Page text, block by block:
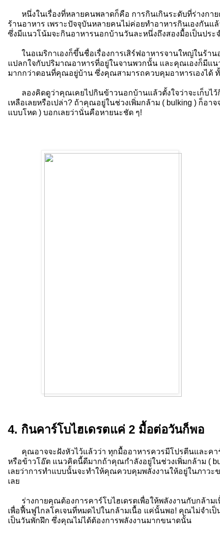
หนึ่งในเรื่องที่หลายคนพลาดก็คือ การกินเกินระดับที่ร่างกาย
ร้านอาหาร เพราะปัจจุบันหลายคนไม่ค่อยทำอาหารกินเองกัน
ซึ่งมีแนวโน้มจะกินอาหารนอกบ้านวันละหนึ่งถึงสองมื้อเป็นประ
ในอเมริกาเองก็ขึ้นชื่อเรื่องการเสิร์ฟอาหารจานใหญ่ในร้าน
แปลกใจกับปริมาณอาหารที่อยู่ในจานพวกนั้น และคุณเองก็มีแ
มากกว่าตอนที่คุณอยู่บ้าน ซึ่งคุณสามารถควบคุมอาหารเองได้
ลองคิดดูว่าคุณเคยไปกินข้าวนอกบ้านแล้วตั้งใจว่าจะเก็บไว้
เหลือเลยหรือเปล่า? ถ้าคุณอยู่ในช่วงเพิ่มกล้าม ( bulking ) ก็อา
แบบโหด ) บอกเลยว่านั่นคือหายนะชัด ๆ!
4. กินคาร์โบไฮเดรตแค่ 2 มื้อต่อวันก็พอ
คุณอาจจะฝังหัวไว้แล้วว่า ทุกมื้ออาหารควรมีโปรตีนและคา
หรือข้าวโอ๊ต แนวคิดนี้ดีมากถ้าคุณกำลังอยู่ในช่วงเพิ่มกล้าม (
เลยว่าการทำแบบนั้นจะทำให้คุณควบคุมพลังงานให้อยู่ในภาวะ
เลย
ร่างกายคุณต้องการคาร์โบไฮเดรตเพื่อให้พลังงานกับกล้ามเ
เพื่อฟื้นฟูไกลโคเจนที่หมดไปในกล้ามเนื้อ แค่นั้นพอ! คุณไม่จำเ
เป็นวันพักฝึก ซึ่งคุณไม่ได้ต้องการพลังงานมากขนาดนั้น